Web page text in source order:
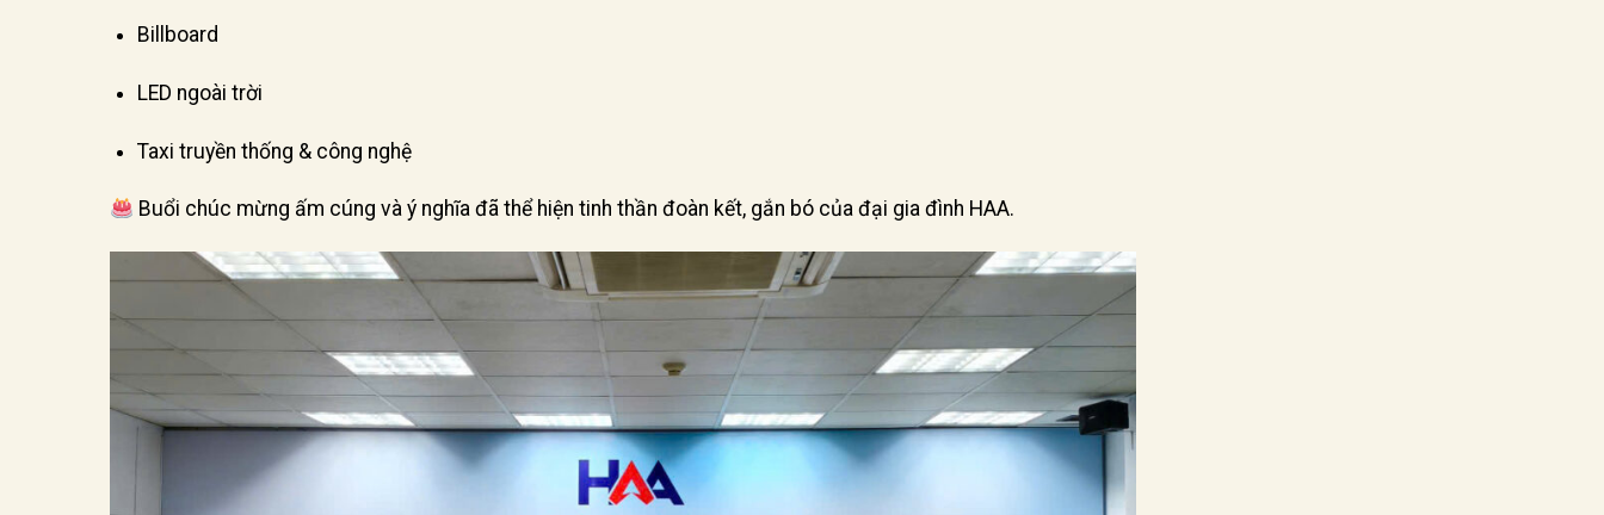
Billboard
LED ngoài trời
Taxi truyền thống & công nghệ
Buổi chúc mừng ấm cúng và ý nghĩa đã thể hiện tinh thần đoàn kết, gắn bó của đại gia đình HAA.